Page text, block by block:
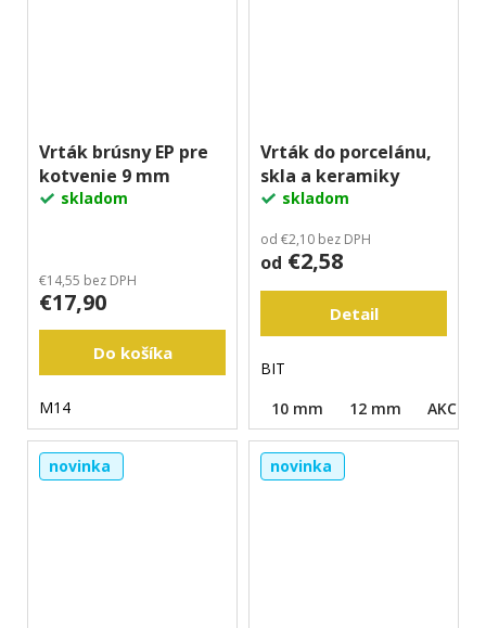
Vrták brúsny EP pre
kotvenie 9 mm
skladom
€14,55 bez DPH
€17,90
Do košíka
M14
Vrták do porcelánu,
skla a keramiky
skladom
od €2,10 bez DPH
od €2,58
Detail
BIT
10 mm
12 mm
novinka novinka